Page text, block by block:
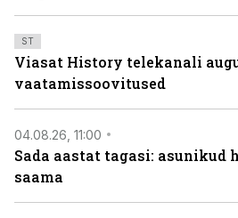
ST
Viasat History telekanali
vaatamissoovitused
04.08.26, 11:00
Sada aastat tagasi: asunikud
saama